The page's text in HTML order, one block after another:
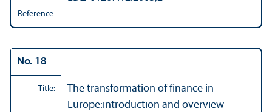
Reference:
No. 18
Title:
The transformation of finance in
Europe:introduction and overview